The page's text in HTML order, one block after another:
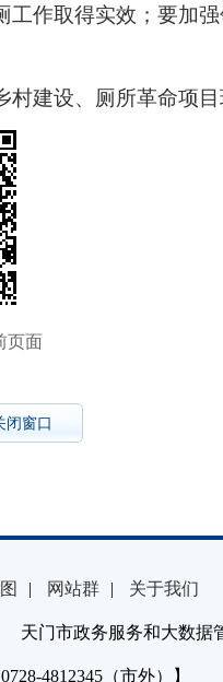
作取得实效；要加
建设、厕所革命项目
页面
闭窗口
| 网站群 | 关于我们
门市政务服务和大数据
4812345（市外）】